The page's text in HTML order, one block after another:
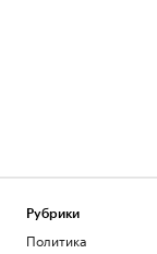
Рубрики
Политика